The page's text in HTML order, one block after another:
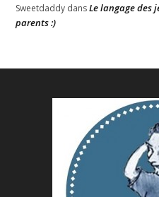
Sweetdaddy dansLe langage des
parents :)